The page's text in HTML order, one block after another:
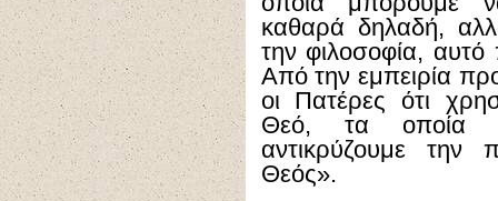
καθαρά δηλαδή,
την φιλοσοφία, αυτό
Από την εμπειρία
οι Πατέρες ότι
Θεό, τα οποία
αντικρύζουμε την
Θεός».